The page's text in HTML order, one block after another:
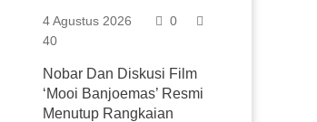
4 Agustus 2026
0
40
Nobar Dan Diskusi Film
‘Mooi Banjoemas’ Resmi
Menutup Rangkaian